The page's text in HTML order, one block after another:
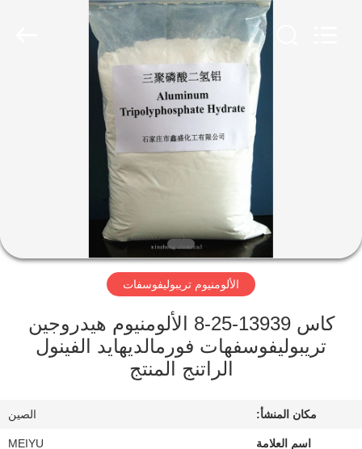
حولنا
في
المصنع
الجودة
الألومنيوم تريبوليفوسفات
كاس 13939-25-8 الألومنيوم هيدروجين
تريبوليفوسفهات فورمالديهايد الفينول
الراتنج المنتج
مكان المنشأ: الصين
اسم العلامة
MEIYU